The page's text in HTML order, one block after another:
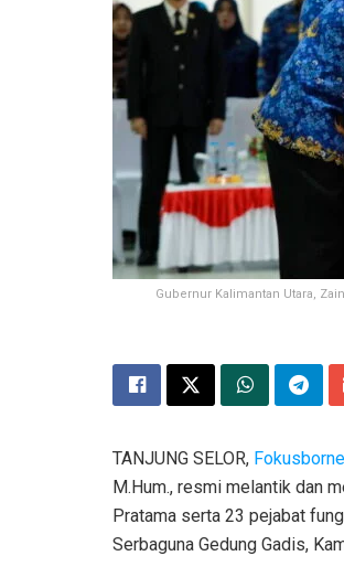
Gubernur Kalimantan Utara,
TANJUNG SELOR,
M.Hum., resmi melantik dan
Pratama serta 23 pejabat
Serbaguna Gedung Gadis,